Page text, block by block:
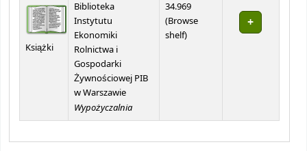
Książki
Biblioteka
Instytutu
Ekonomiki
Rolnictwa i
Gospodarki
Żywnościowej PIB
w Warszawie
Wypożyczalnia
34.969
(Browse
shelf(Opens below)
)